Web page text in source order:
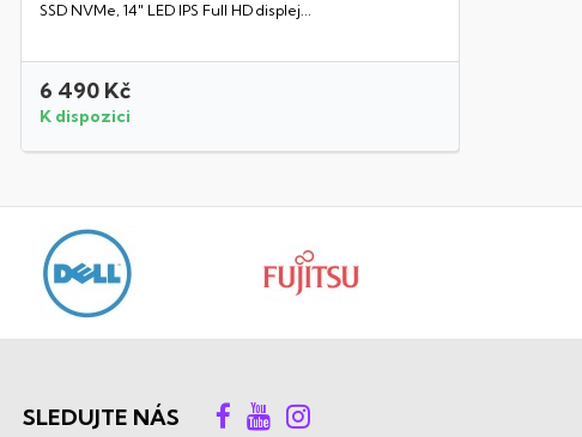
SSD NVMe, 14" LED IPS Full HD displej...
6 490 Kč
K dispozici
SLEDUJTE NÁS